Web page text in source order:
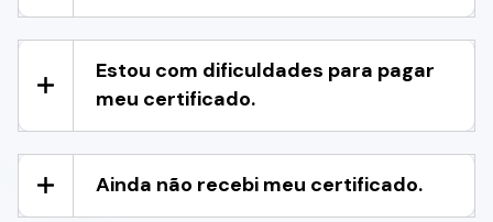
Estou com dificuldades para pagar
meu certificado.
Ainda não recebi meu certificado.